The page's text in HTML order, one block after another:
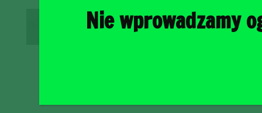
Nie wprowadzamy